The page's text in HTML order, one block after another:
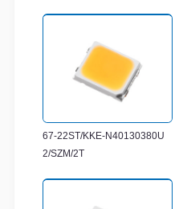
67-22ST/KKE-N40130380U
2/SZM/2T